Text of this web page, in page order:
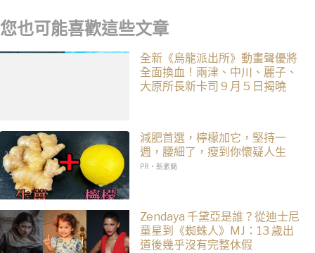
您也可能喜歡這些文章
全新《烏龍派出所》動畫聲優將
全面換血！兩津、中川、麗子、
大原所長新卡司 9 月 5 日揭曉
減肥首選，檸檬加它，堅持一
週，腰細了，瘦到你懷疑人生
PR・新素簡
Zendaya 千黛亞是誰？從迪士尼
童星到《蜘蛛人》MJ：13 歲出
道後幾乎沒有完整休假